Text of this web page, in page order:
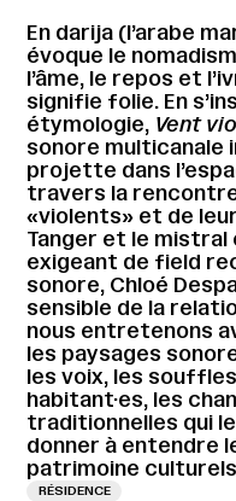
En darija (l’arabe
évoque le
l’âme, le repos et
signifie folie. En
étymologie, Vent
sonore multicanale
projette dans
travers la
«violents» et de
Tanger et le mistral
exigeant de field
sonore, Chloé
sensible de la
nous entretenons
les paysages
les voix, les
habitant·es, les
traditionnelles qui
donner à entendre
patrimoine
RÉSIDENCE